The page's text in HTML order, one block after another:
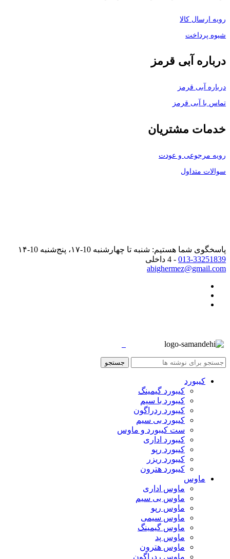
رویه ارسال کالا
شیوه پرداخت
درباره آبی قرمز
درباره آبی قرمز
تماس با آبی قرمز
خدمات مشتریان
رویه مرجوعی و عودت
سوالات متداول
پاسخگوی شما هستیم: شنبه تا چهارشنبه 10-۱۷، پنج‌شنبه 10-۱۴
013-33251839 - 4 داخلی
abighermez@gmail.com
جستجو
کیبورد
کیبورد گیمینگ
کیبورد با سیم
کیبورد ردراگون
کیبورد بی سیم
ست کیبورد و ماوس
کیبورد اداری
کیبورد رپو
کیبورد ریزر
کیبورد هترون
ماوس
ماوس اداری
ماوس بی سیم
ماوس رپو
ماوس سیمی
ماوس گیمینگ
ماوس پد
ماوس هترون
ماوس ردراگون